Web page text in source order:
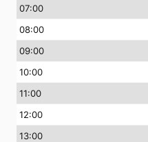
07:00
08:00
09:00
10:00
11:00
12:00
13:00